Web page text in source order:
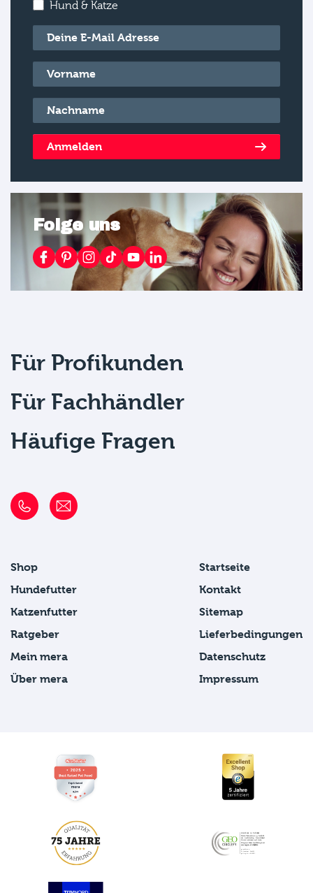
Hund & Katze
E-Mail*
Vorname*
Nachname*
Anmelden
Folge uns
Für Profikunden
Für Fachhändler
Häufige Fragen
Shop
Hundefutter
Katzenfutter
Ratgeber
Mein mera
Über mera
Startseite
Kontakt
Sitemap
Lieferbedingungen
Datenschutz
Impressum